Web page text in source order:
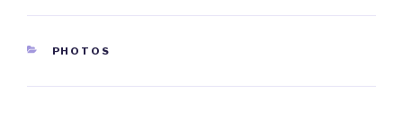
CATÉGORIES
PHOTOS